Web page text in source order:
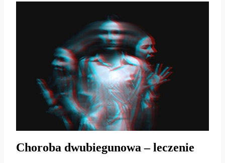
Choroba dwubiegunowa – leczenie